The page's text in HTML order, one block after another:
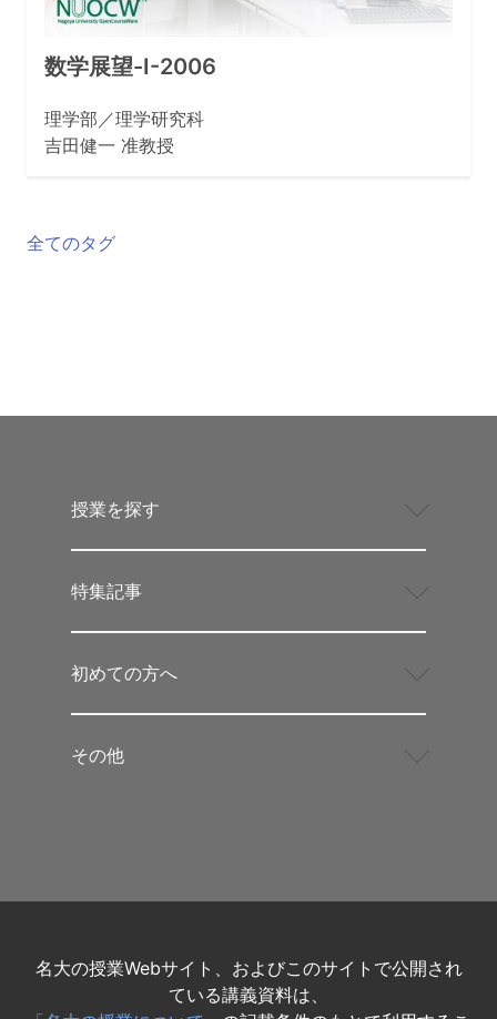
数学展望-I-2006
理学部／理学研究科
吉田健一 准教授
全てのタグ
授業を探す
特集記事
初めての方へ
その他
名大の授業Webサイト、およびこのサイトで公開され
ている講義資料は、